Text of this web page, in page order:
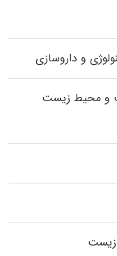
و داروسازی
و محیط زیست
زیست